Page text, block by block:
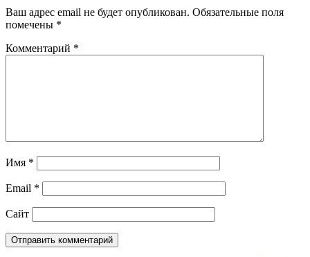
Ваш адрес email не будет опубликован. Обязательные поля
помечены *
Комментарий *
Имя *
Email *
Сайт